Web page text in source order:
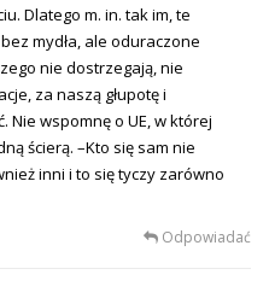
Dlatego m. in. tak im, te
mydła, ale oduraczone
nie dostrzegają, nie
za naszą głupotę i
Nie wspomnę o UE, w której
ścierą. –Kto się sam nie
inni i to się tyczy zarówno
Odpowiadać